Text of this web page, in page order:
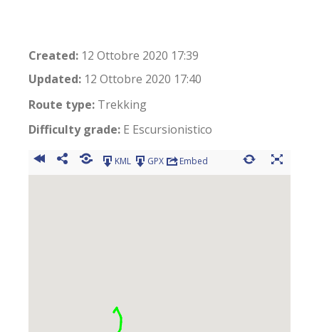
Created: 12 Ottobre 2020 17:39
Updated: 12 Ottobre 2020 17:40
Route type: Trekking
Difficulty grade: E Escursionistico
KML GPX Embed